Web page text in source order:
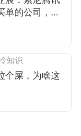
单的公司，竟
知识
个屎，为啥这